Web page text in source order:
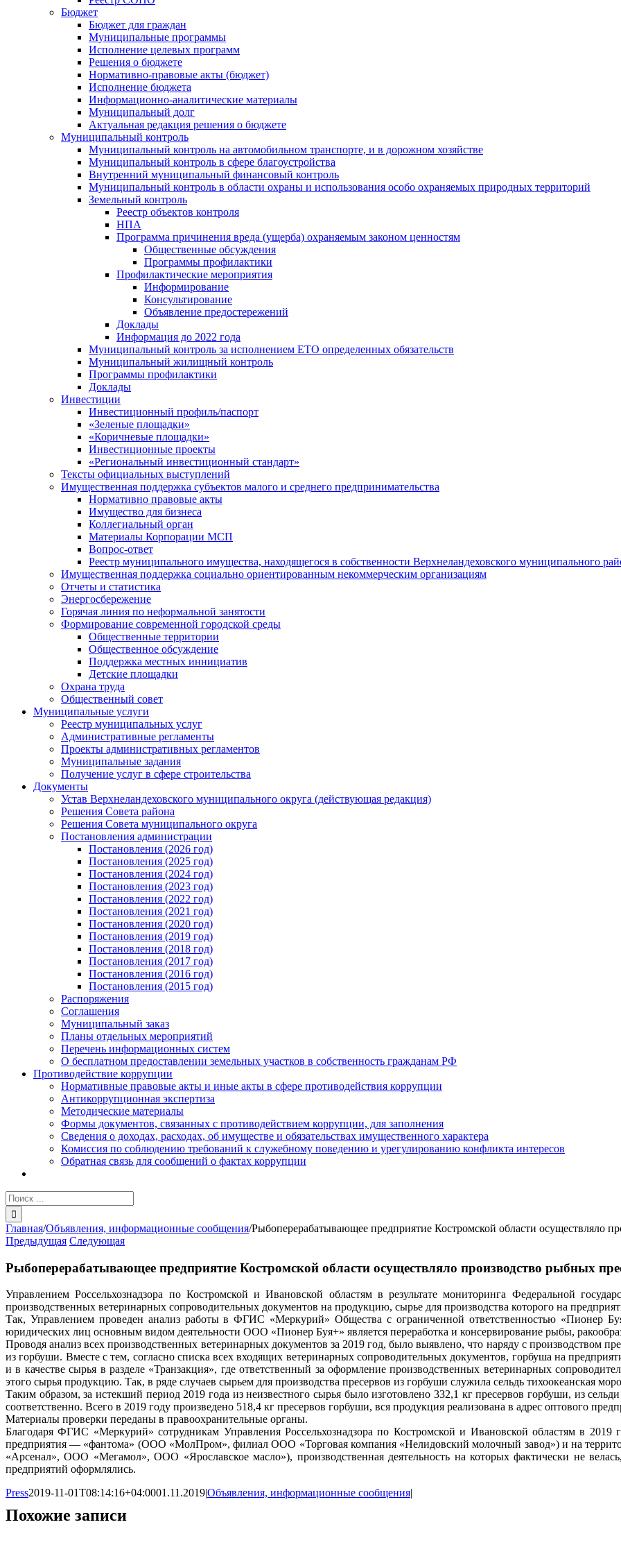
Бюджет
Бюджет для граждан
Муниципальные программы
Исполнение целевых программ
Решения о бюджете
Нормативно-правовые акты (бюджет)
Исполнение бюджета
Информационно-аналитические материалы
Муниципальный долг
Актуальная редакция решения о бюджете
Муниципальный контроль
Муниципальный контроль на автомобильном транспорте, и в дорожном хозяйстве
Муниципальный контроль в сфере благоустройства
Внутренний муниципальный финансовый контроль
Муниципальный контроль в области охраны и использования особо охраняемых природных территорий
Земельный контроль
Реестр объектов контроля
НПА
Программа причинения вреда (ущерба) охраняемым законом ценностям
Общественные обсуждения
Программы профилактики
Профилактические мероприятия
Информирование
Консультирование
Объявление предостережений
Доклады
Информация до 2022 года
Муниципальный контроль за исполнением ЕТО определенных обязательств
Муниципальный жилищный контроль
Программы профилактики
Доклады
Инвестиции
Инвестиционный профиль/паспорт
«Зеленые площадки»
«Коричневые площадки»
Инвестиционные проекты
«Региональный инвестиционный стандарт»
Тексты официальных выступлений
Имущественная поддержка субъектов малого и среднего предпринимательства
Нормативно правовые акты
Имущество для бизнеса
Коллегиальный орган
Материалы Корпорации МСП
Вопрос-ответ
Реестр муниципального имущества, находящегося в собственности Верхнеландеховского муниципального
Имущественная поддержка социально ориентированным некоммерческим организациям
Отчеты и статистика
Энергосбережение
Горячая линия по неформальной занятости
Формирование современной городской среды
Общественные территории
Общественное обсуждение
Поддержка местных иннициатив
Детские площадки
Охрана труда
Общественный совет
Муниципальные услуги
Реестр муниципальных услуг
Административные регламенты
Проекты административных регламентов
Муниципальные задания
Получение услуг в сфере строительства
Документы
Устав Верхнеландеховского муниципального округа (действующая редакция)
Решения Совета района
Решения Совета муниципального округа
Постановления администрации
Постановления (2026 год)
Постановления (2025 год)
Постановления (2024 год)
Постановления (2023 год)
Постановления (2022 год)
Постановления (2021 год)
Постановления (2020 год)
Постановления (2019 год)
Постановления (2018 год)
Постановления (2017 год)
Постановления (2016 год)
Постановления (2015 год)
Распоряжения
Соглашения
Муниципальный заказ
Планы отдельных мероприятий
Перечень информационных систем
О бесплатном предоставлении земельных участков в собственность гражданам РФ
Противодействие коррупции
Нормативные правовые акты и иные акты в сфере противодействия коррупции
Антикоррупционная экспертиза
Методические материалы
Формы документов, связанных с противодействием коррупции, для заполнения
Сведения о доходах, расходах, об имуществе и обязательствах имущественного характера
Комиссия по соблюдению требований к служебному поведению и урегулированию конфликта интересов
Обратная связь для сообщений о фактах коррупции
Результат
поиска:
Главная/Объявления, информационные сообщения/Рыбоперерабатывающее предприятие Костромской области осуществляло
Предыдущая Следующая
Рыбоперерабатывающее предприятие Костромской области осуществляло производство рыбных
Управлением Россельхознадзора по Костромской и Ивановской областям в результате мониторинга Федеральной
производственных ветеринарных сопроводительных документов на продукцию, сырье для производства которого на
Так, Управлением проведен анализ работы в ФГИС «Меркурий» Общества с ограниченной ответственностью «Пионер
юридических лиц основным видом деятельности ООО «Пионер Буя+» является переработка и консервирование рыбы,
Проводя анализ всех производственных ветеринарных документов за 2019 год, было выявлено, что наряду с производством
из горбуши. Вместе с тем, согласно списка всех входящих ветеринарных сопроводительных документов, горбуша на
и в качестве сырья в разделе «Транзакция», где ответственный за оформление производственных ветеринарных
этого сырья продукцию. Так, в ряде случаев сырьем для производства пресервов из горбуши служила сельдь тихоокеанская
Таким образом, за истекший период 2019 года из неизвестного сырья было изготовлено 332,1 кг пресервов горбуши, из
соответственно. Всего в 2019 году произведено 518,4 кг пресервов горбуши, вся продукция реализована в адрес оптового
Материалы проверки переданы в правоохранительные органы.
Благодаря ФГИС «Меркурий» сотрудникам Управления Россельхознадзора по Костромской и Ивановской областям в 2019
предприятия — «фантома» (ООО «МолПром», филиал ООО «Торговая компания «Нелидовский молочный завод») и на
«Арсенал», ООО «Мегамол», ООО «Ярославское масло»), производственная деятельность на которых фактически не
предприятий оформлялись.
Press2019-11-01T08:14:16+04:0001.11.2019|Объявления, информационные сообщения|
Похожие записи